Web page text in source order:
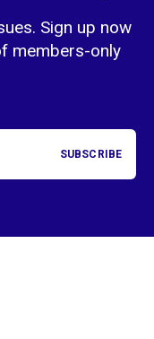
Sign up now
members-only
SUBSCRIBE